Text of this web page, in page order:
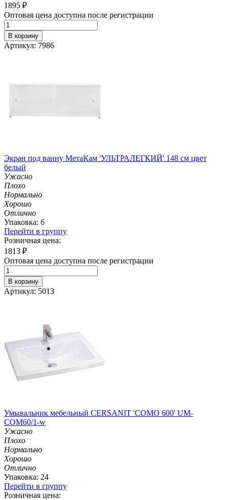
1895 ₽
Оптовая цена доступна после регистрации
В корзину
Артикул: 7986
Экран под ванну МетаКам 'УЛЬТРАЛЕГКИЙ' 148 см цвет
белый
Ужасно
Плохо
Нормально
Хорошо
Отлично
Упаковка: 6
Перейти в группу
Розничная цена:
1813 ₽
Оптовая цена доступна после регистрации
В корзину
Артикул: 5013
Умывальник мебельный CERSANIT 'СОМО 600' UM-
COM60/1-w
Ужасно
Плохо
Нормально
Хорошо
Отлично
Упаковка: 24
Перейти в группу
Розничная цена: